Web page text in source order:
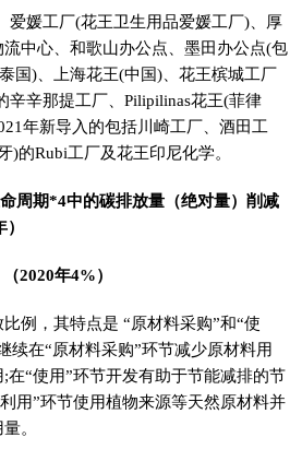
爱媛工厂(花王卫生用品爱媛工厂)、厚
中心、和歌山办公点、墨田办公点(包
国)、上海花王(中国)、花王槟城工厂
辛辛那提工厂、Pilipilinas花王(菲律
年新导入的包括川崎工厂、酒田工
)的Rubi工厂及花王印尼化学。
周期*4中的碳排放量（绝对量）削减
2020年4%）
例，其特点是 “原材料采购”和“使
续在“原材料采购”环节减少原材料用
在“使用”环节开发有助于节能减排的节
用”环节使用植物来源等天然原材料并
。